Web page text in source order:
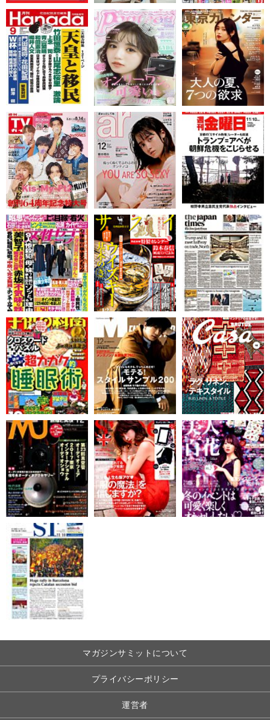
マガジンサミットについて
プライバシーポリシー
運営者